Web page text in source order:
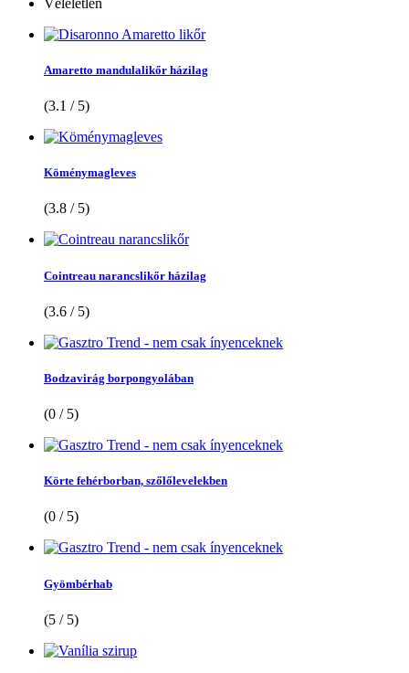
Amaretto mandulalikőr házilag
(3.1 / 5)
Köménymagleves
(3.8 / 5)
Cointreau narancslikőr házilag
(3.6 / 5)
Bodzavirág borpongyolában
(0 / 5)
Körte fehérborban, szőlőlevelekben
(0 / 5)
Gyömbérhab
(5 / 5)